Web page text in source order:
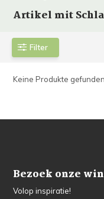
Artikel mit
Filter
Keine Produkte
Bezoek onze
Volop inspiratie!